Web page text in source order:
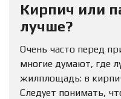
Кирпич или
лучше?
Очень часто перед
многие думают, где
жилплощадь: в
Следует понимать,